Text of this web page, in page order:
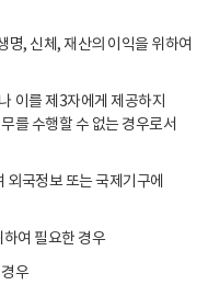
명, 신체, 재산의 이익을 위하여
이를 제3자에게 제공하지
를 수행할 수 없는 경우로서
국정보 또는 국제기구에
여 필요한 경우
우